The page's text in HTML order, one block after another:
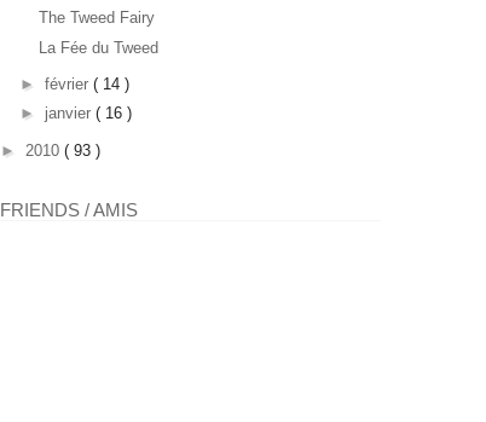
The Tweed Fairy
La Fée du Tweed
► février ( 14 )
► janvier ( 16 )
► 2010 ( 93 )
FRIENDS / AMIS